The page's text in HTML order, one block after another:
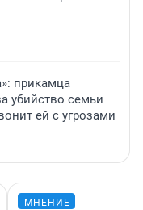
прикамца
убийство семьи
ей с угрозами
МНЕНИЕ